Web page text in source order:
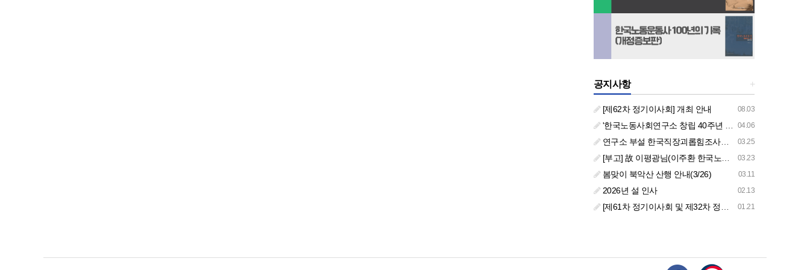
+
공지사항
08.03
[제62차 정기이사회] 개최 안내
04.06
'한국노동사회연구소 창립 40주년 기념 행사 안내'
03.25
연구소 부설 한국직장괴롭힘조사센터 '2026년도 주요 사업 안내' (교육/컨설팅)
03.23
[부고] 故 이평광님(이주환 한국노동사회연구소 부소장 부친상)
03.11
봄맞이 북악산 산행 안내(3/26)
02.13
2026년 설 인사
01.21
[제61차 정기이사회 및 제32차 정기총회 합동회의] 개최 안내